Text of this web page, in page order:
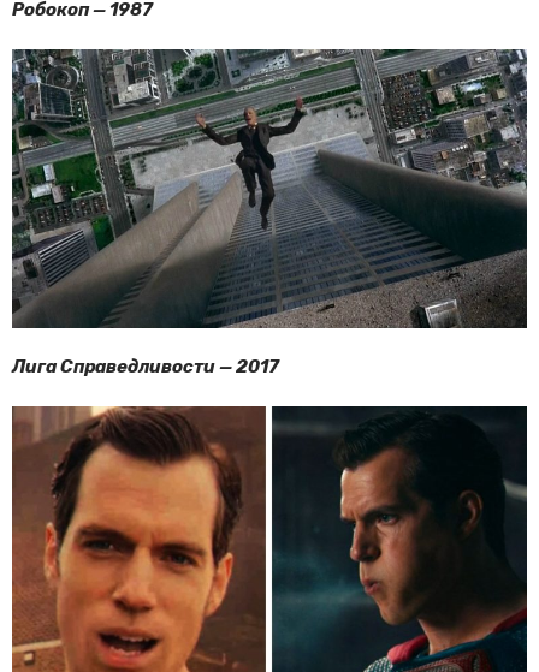
Робокоп — 1987
Лига Справедливости — 2017